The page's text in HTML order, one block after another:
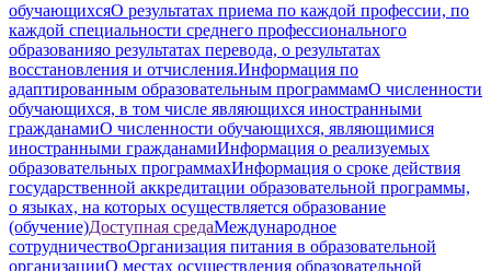
обучающихсяО результатах приема по каждой профессии, по
каждой специальности среднего профессионального
образованияо результатах перевода, о результатах
восстановления и отчисления.Информация по
адаптированным образовательным программамО численности
обучающихся, в том числе являющихся иностранными
гражданамиО численности обучающихся, являющимися
иностранными гражданамиИнформация о реализуемых
образовательных программахИнформация о сроке действия
государственной аккредитации образовательной программы,
о языках, на которых осуществляется образование
(обучение)Доступная средаМеждународное
сотрудничествоОрганизация питания в образовательной
организацииО местах осуществления образовательной